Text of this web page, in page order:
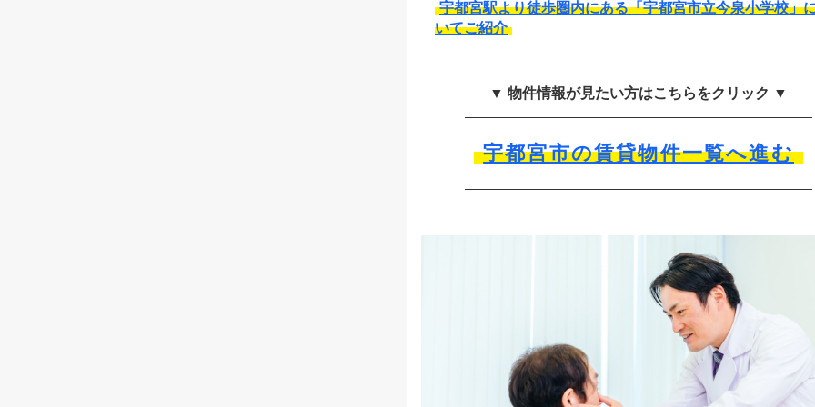
宇都宮駅より徒歩圏内にある「宇都宮市立今泉小学校」
いてご紹介
▼ 物件情報が見たい方はこちらをクリック ▼
宇都宮市の賃貸物件一覧へ進む